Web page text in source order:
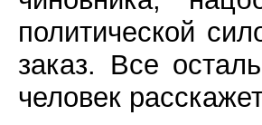
политической
заказ. Все
человек